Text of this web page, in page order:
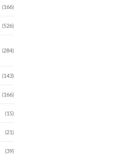
(166)
(526)
(284)
(143)
(166)
(15)
(21)
(39)